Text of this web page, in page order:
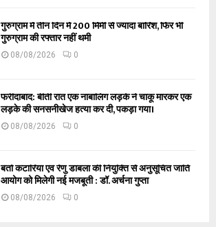
गुरुग्राम में तीन दिन में 200 मिमी से ज्यादा बारिश, फिर भी
गुरुग्राम की रफ्तार नहीं थमी
08/08/2026 0
फरीदाबाद: बीती रात एक नाबालिग लड़के ने चाकू मारकर एक
लड़के की सनसनीखेज हत्या कर दी, पकड़ा गया।
08/08/2026 0
बंतो कटारिया एवं रेणु डाबला की नियुक्ति से अनुसूचित जाति
आयोग को मिलेगी नई मजबूती : डॉ. अर्चना गुप्ता
08/08/2026 0